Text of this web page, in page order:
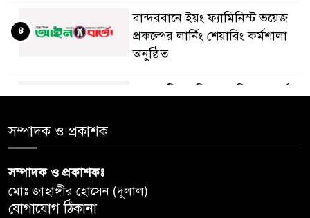
বান্দরবানে ইয়ং ফ্যামিনিস্ট ভয়েজ
প্রকল্পের লার্নিং শেয়ারিং কর্মশালা
অনুষ্ঠিত
৪
পেশ
৬
সম্পাদক ও প্রকাশক
সম্পাদক ও প্রকাশকঃ
মোঃ জাহাঙ্গীর হোসেন (দুলাল)
যোগাযোগ ঠিকানা